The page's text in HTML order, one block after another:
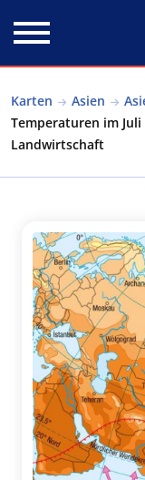
Karten Asien
Temperaturen im
Landwirtschaft